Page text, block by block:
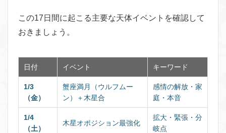
この17日間に起こる主要な天体イベントを確認して
おきましょう。
日付 イベント キーワード
1/3
（金）
蟹座満月（ウルフムー
ン）＋木星合
感情の解放・家
庭・本音
1/4
（土）
木星オポジション最強化
拡大・緊張・分
岐点